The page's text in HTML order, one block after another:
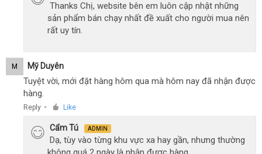
Thanks Chị, website bên em luôn cập nhật những
sản phẩm bán chạy nhất đề xuất cho người mua nên
rất uy tín.
M Mỹ Duyên
Tuyệt vời, mới đặt hàng hôm qua mà hôm nay đã nhận được
hàng.
Reply ● Like
Cẩm Tú ADMIN
Dạ, tùy vào từng khu vực xa hay gần, nhưng thường